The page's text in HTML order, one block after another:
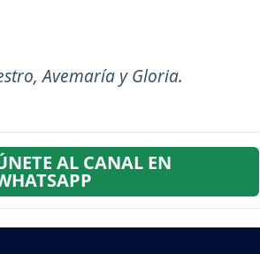
Avemaría y Gloria.
AL CANAL EN